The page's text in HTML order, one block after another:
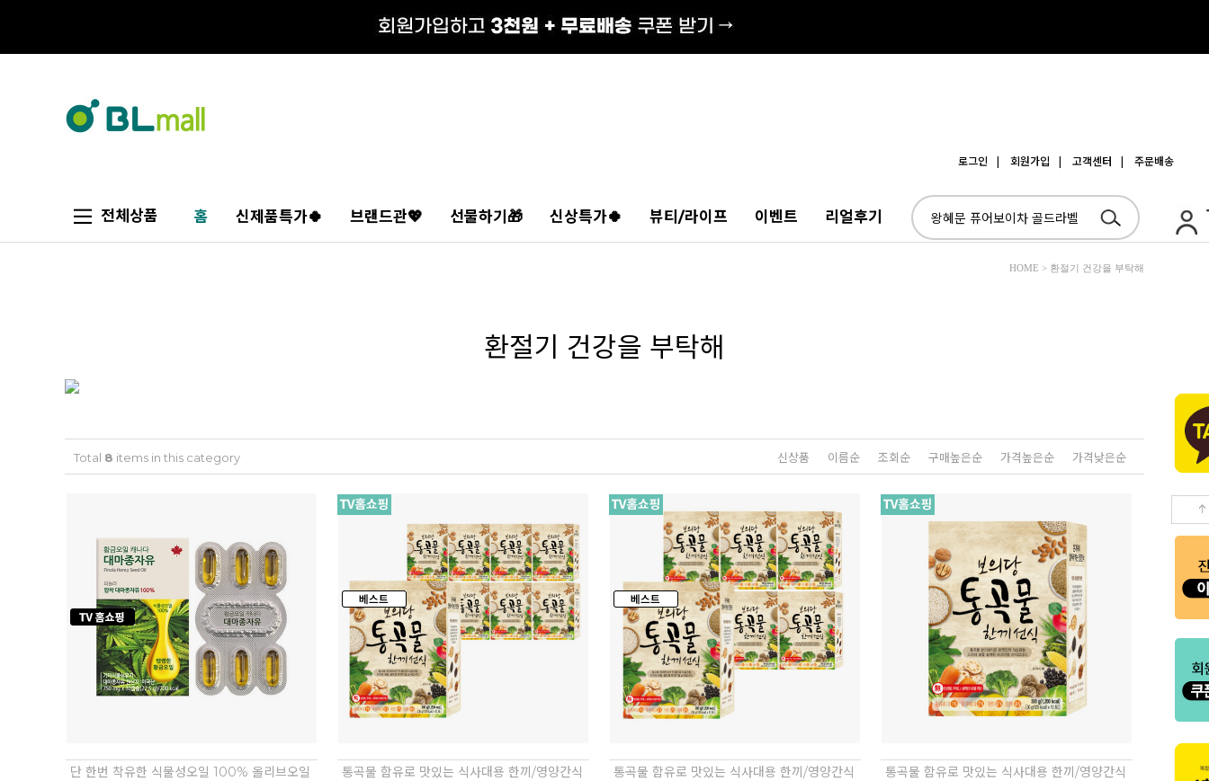
로그인 | 회원가입 | 고객센터 | 주문배송
전체상품 홈 신제품특가🍀 브랜드관💖 선물하기🎁 신상특가🍀 뷰티/라이프 이벤트 리얼후기
HOME > 환절기 건강을 부탁해
환절기 건강을 부탁해
Total 8 items in this category 신상품 이름순 조회순 구매높은순 가격높은순 가격낮은순
단 한번 착유한 식물성오일 100% 올리브오일
통곡물 함유로 맛있는 식사대용 한끼/영양간식 통곡물 함유로 맛있는 식사대용 한끼/영양간식 통곡물 함유로 맛있는 식사대용 한끼/영양간식